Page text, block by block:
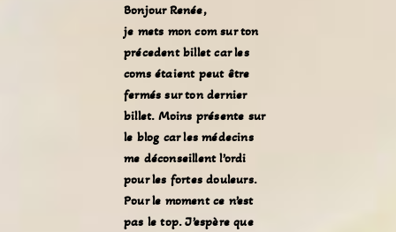
Bonjour Renée,
je mets mon com sur ton
précedent billet car les
coms étaient peut être
fermés sur ton dernier
billet. Moins présente sur
le blog car les médecins
me déconseillent l’ordi
pour les fortes douleurs.
Pour le moment ce n’est
pas le top. J’espère que